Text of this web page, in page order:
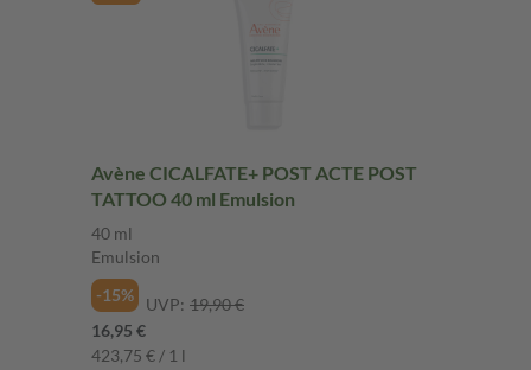
Avène CICALFATE+ POST ACTE POST
TATTOO 40 ml Emulsion
40 ml
Emulsion
-15%
UVP: 19,90 €
16,95 €
423,75 € / 1 l